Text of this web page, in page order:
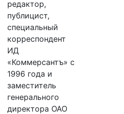
редактор,
публицист,
специальный
корреспондент
ИД
«Коммерсантъ» с
1996 года и
заместитель
генерального
директора ОАО